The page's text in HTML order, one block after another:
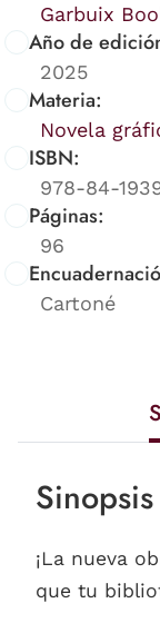
Garbuix
Año de
2025
Materia:
Novela
ISBN:
978-84-
Páginas:
96
Cartoné
Sinopsis
¡La nueva
que tu